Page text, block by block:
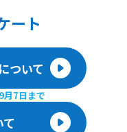
ート
ついて
月7日まで
て